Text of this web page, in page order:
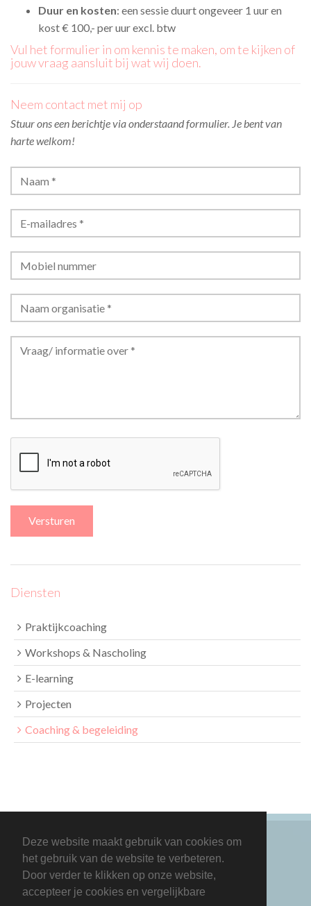
Deze website maakt gebruik van cookies om
het gebruik van de website te verbeteren.
Door verder te klikken op onze website,
accepteer je cookies en vergelijkbare
Duur en kosten: een sessie duurt ongeveer 1 uur en
kost € 100,- per uur excl. btw
Vul het formulier in om kennis te maken, om te kijken of
jouw vraag aansluit bij wat wij doen.
Neem contact met mij op
Stuur ons een berichtje via onderstaand formulier. Je bent van
harte welkom!
Diensten
Praktijkcoaching
Workshops & Nascholing
E-learning
Projecten
Coaching & begeleiding